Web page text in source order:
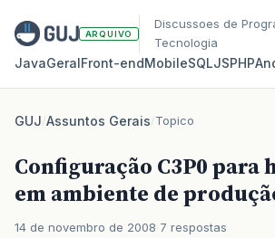
ARQUIVO
Discussoes de
Tecnologia
JavaGeralFront‑endMobileSQLJSPHP
GUJ/Assuntos Gerais/Topico
Configuração C3P0 para
em ambiente de
14 de novembro de 2008 7 respostas